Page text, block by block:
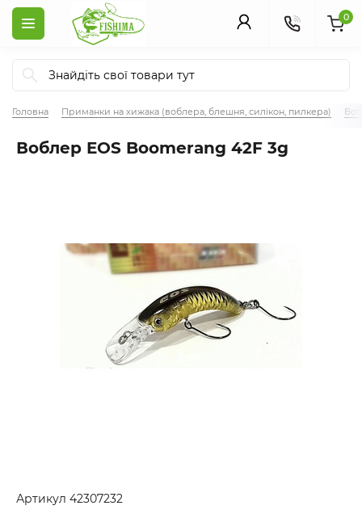
0
Головна Приманки на хижака (воблера, блешня, силікон, пилкера)
Воблер EOS Boomerang 42F 3g
Артикул 42307232